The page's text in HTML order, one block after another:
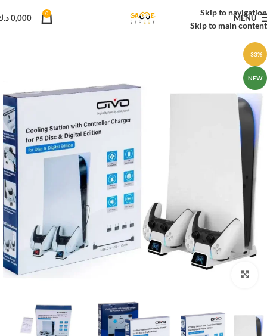
Skip to navigation
Skip to main content
MENU
0
0,000
-33%
NEW